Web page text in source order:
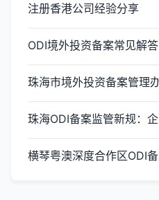
注册香港公司经验分享
ODI境外投资备案常见解答